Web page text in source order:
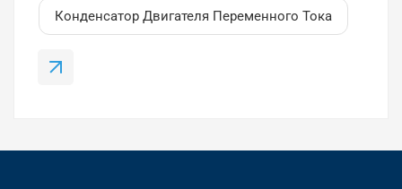
конденсатор двигателя переменного тока
сделано с помощью Металлизированная
Конденсатор Двигателя Переменного Тока